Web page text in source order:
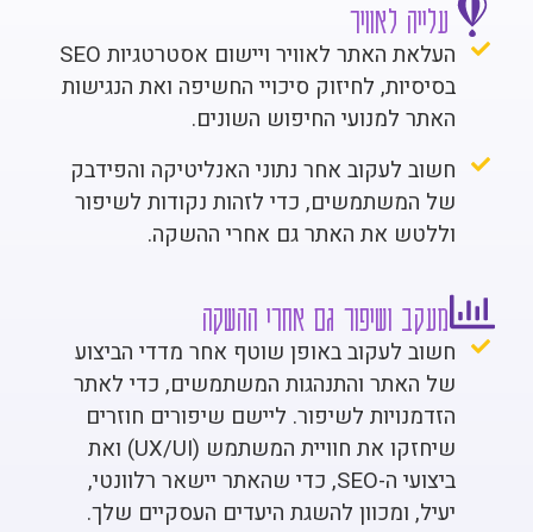
עלייה לאוויר
העלאת האתר לאוויר ויישום אסטרטגיות SEO
בסיסיות, לחיזוק סיכויי החשיפה ואת הנגישות
האתר למנועי החיפוש השונים.
חשוב לעקוב אחר נתוני האנליטיקה והפידבק
של המשתמשים, כדי לזהות נקודות לשיפור
וללטש את האתר גם אחרי ההשקה.
מעקב ושיפור גם אחרי ההשקה
חשוב לעקוב באופן שוטף אחר מדדי הביצוע
של האתר והתנהגות המשתמשים, כדי לאתר
הזדמנויות לשיפור. ליישם שיפורים חוזרים
שיחזקו את חוויית המשתמש (UX/UI) ואת
ביצועי ה-SEO, כדי שהאתר יישאר רלוונטי,
יעיל, ומכוון להשגת היעדים העסקיים שלך.